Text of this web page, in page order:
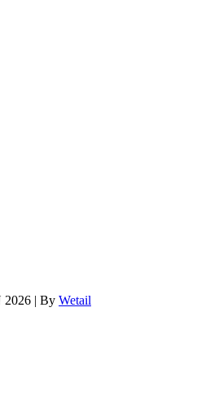
| By Wetail